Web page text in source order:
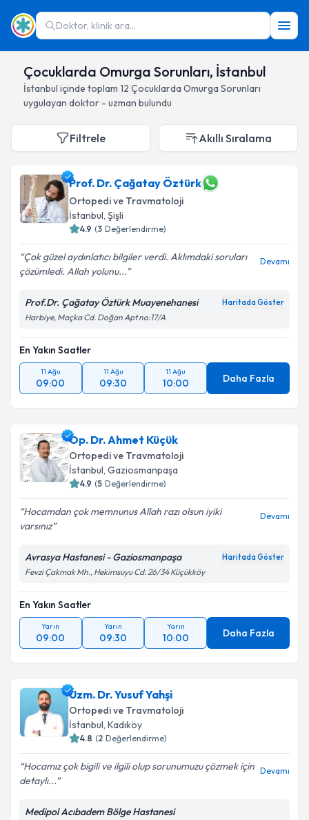
Doktor, klinik ara...
Çocuklarda Omurga Sorunları, İstanbul
İstanbul içinde toplam 12 Çocuklarda Omurga Sorunları
uygulayan doktor - uzman bulundu
Filtrele Akıllı Sıralama
Prof. Dr. Çağatay Öztürk
Ortopedi ve Travmatoloji
İstanbul, Şişli
4.9 (3 Değerlendirme)
Çok güzel aydınlatıcı bilgiler verdi. Aklımdaki soruları
çözümledi. Allah yolunu...
Devamı
Prof.Dr. Çağatay Öztürk Muayenehanesi Haritada Göster
Harbiye, Maçka Cd. Doğan Apt no:17/A
En Yakın Saatler
11 Ağu
09:00
11 Ağu
09:30
11 Ağu
10:00 Daha Fazla
Op. Dr. Ahmet Küçük
Ortopedi ve Travmatoloji
İstanbul, Gaziosmanpaşa
4.9 (5 Değerlendirme)
Hocamdan çok memnunus Allah razı olsun iyiki
varsınız
Devamı
Avrasya Hastanesi - Gaziosmanpaşa Haritada Göster
Fevzi Çakmak Mh., Hekimsuyu Cd. 26/34 Küçükköy
En Yakın Saatler
Yarın
09:00
Yarın
09:30
Yarın
10:00 Daha Fazla
Uzm. Dr. Yusuf Yahşi
Ortopedi ve Travmatoloji
İstanbul, Kadıköy
4.8 (2 Değerlendirme)
Hocamız çok bigili ve ilgili olup sorunumuzu çözmek için
detaylı...
Devamı
Medipol Acıbadem Bölge Hastanesi